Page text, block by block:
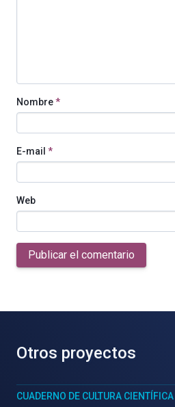
Nombre*
E-mail *
Web
Publicar el comentario
Otros proyectos
CUADERNO DE CULTURA CIENTÍFICA